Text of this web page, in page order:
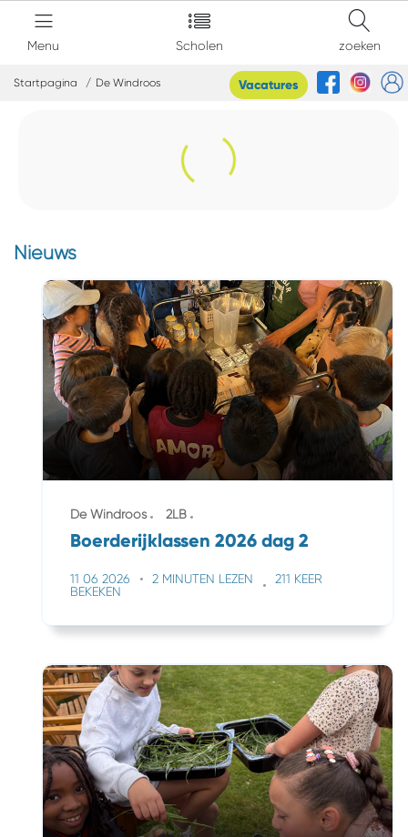
Menu Scholen zoeken
Startpagina De Windroos Vacatures
Nieuws
De Windroos 2LB
Boerderijklassen 2026 dag 2
11 06 2026 2 MINUTEN LEZEN
211 KEER
BEKEKEN